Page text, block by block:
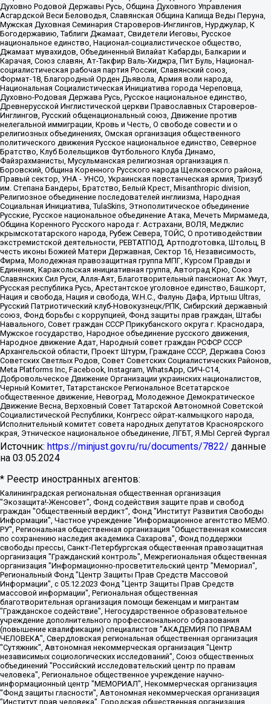
Духовно Родовой Державы Русь, Община Духовного Управления
Асгардской Веси Беловодья, Славянская Община Капища Веды Перуна,
Мужская Духовная Семинария Староверов-Инглингов, Нурджулар, К
Богодержавию, Таблиги Джамаат, Свидетели Иеговы, Русское
национальное единство, Национал-социалистическое общество,
Джамаат мувахидов, Объединенный Вилайат Кабарды, Балкарии и
Карачая, Союз славян, Ат-Такфир Валь-Хиджра, Пит Буль, Национал-
социалистическая рабочая партия России, Славянский союз,
Формат-18, Благородный Орден Дьявола, Армия воли народа,
Национальная Социалистическая Инициатива города Череповца,
Духовно-Родовая Держава Русь, Русское национальное единство,
Древнерусской Инглистической церкви Православных Староверов-
Инглингов, Русский общенациональный союз, Движение против
нелегальной иммиграции, Кровь и Честь, О свободе совести и о
религиозных объединениях, Омская организация общественного
политического движения Русское национальное единство, Северное
Братство, Клуб Болельщиков Футбольного Клуба Динамо,
Файзрахманисты, Мусульманская религиозная организация п.
Боровский, Община Коренного Русского народа Щелковского района,
Правый сектор, УНА - УНСО, Украинская повстанческая армия, Тризуб
им. Степана Бандеры, Братство, Белый Крест, Misanthropic division,
Религиозное объединение последователей инглиизма, Народная
Социальная Инициатива, TulaSkins, Этнополитическое объединение
Русские, Русское национальное объединение Атака, Мечеть Мирмамеда,
Община Коренного Русского народа г. Астрахани, ВОЛЯ, Меджлис
крымскотатарского народа, Рубеж Севера, ТОЙС, О противодействии
экстремистской деятельности, РЕВТАТПОД, Артподготовка, Штольц, В
честь иконы Божией Матери Державная, Сектор 16, Независимость,
Фирма, Молодежная правозащитная группа МПГ, Курсом Правды и
Единения, Каракольская инициативная группа, Автоград Крю, Союз
Славянских Сил Руси, Алля-Аят, Благотворительный пансионат Ак Умут,
Русская республика Русь, Арестантское уголовное единство, Башкорт,
Нация и свобода, Нация и свобода, W.H.С., Фалунь Дафа, Иртыш Ultras,
Русский Патриотический клуб-Новокузнецк/РПК, Сибирский державный
союз, Фонд борьбы с коррупцией, Фонд защиты прав граждан, Штабы
Навального, Совет граждан СССР Прикубанского округа г. Краснодара,
Мужское государство, Народное объединение русского движения,
Народное движение Адат, Народный совет граждан РСФСР СССР
Архангельской области, Проект Штурм, Граждане СССР, Держава Союз
Советских Светлых Родов, Совет Советских Социалистических Районов,
Meta Platforms Inc, Facebook, Instagram, WhatsApp, СИЧ-С14,
Добровольческое Движение Организации украинских националистов,
Черный Комитет, Татарстанское Региональное Всетатарское
общественное движение, Невоград, Молодежное Демократическое
Движение Весна, Верховный Совет Татарской Автономной Советской
Социалистической Республики, Конгресс ойрат-калмыцкого народа,
Исполнительный комитет совета народных депутатов Красноярского
края, Этническое национальное объединение, ЛГБТ, Я.МЫ Сергей Фургал
Источник: https://minjust.gov.ru/ru/documents/7822/ данные
на 03.05.2024
* Реестр иностранных агентов:
Калининградская региональная общественная организация "Экозащита!-Женсовет", Фонд содействия защите прав и свобод граждан "Общественный вердикт", Фонд "Институт Развития Свободы Информации", Частное учреждение "Информационное агентство МЕМО. РУ", Региональная общественная организация "Общественная комиссия по сохранению наследия академика Сахарова", Фонд поддержки свободы прессы, Санкт-Петербургская общественная правозащитная организация "Гражданский контроль", Межрегиональная общественная организация "Информационно-просветительский центр "Мемориал", Региональный Фонд "Центр Защиты Прав Средств Массовой Информации", с 05.12.2023 Фонд "Центр Защиты Прав Средств массовой информации", Региональная общественная благотворительная организация помощи беженцам и мигрантам "Гражданское содействие", Негосударственное образовательное учреждение дополнительного профессионального образования (повышение квалификации) специалистов "АКАДЕМИЯ ПО ПРАВАМ ЧЕЛОВЕКА", Свердловская региональная общественная организация "Сутяжник", Автономная некоммерческая организация "Центр независимых социологических исследований", Союз общественных объединений "Российский исследовательский центр по правам человека", Региональное общественное учреждение научно-информационный центр "МЕМОРИАЛ", Некоммерческая организация "Фонд защиты гласности", Автономная некоммерческая организация "Институт прав человека", Городская общественная организация "Екатеринбургское общество "МЕМОРИАЛ", Городская общественная организация "Рязанское историко-просветительское и правозащитное общество "Мемориал" (Рязанский Мемориал), Челябинский региональный орган общественной самодеятельности – женское общественное объединение "Женщины Евразии", Челябинский региональный орган общественной самодеятельности "Уральская правозащитная группа", Фонд содействия защите здоровья и социальной справедливости имени Андрея Рылькова, Автономная Некоммерческая Организация "Аналитический Центр Юрия Левады", Автономная некоммерческая организация социальной поддержки населения "Проект Апрель", Региональная общественная организация помощи женщинам и детям, находящимся в кризисной ситуации "Информационно-методический центр "Анна", Фонд содействия развитию массовых коммуникаций и правовому просвещению "Так-так-Так", Фонд содействия устойчивому развитию "Серебряная тайга", Свердловский региональный общественный фонд социальных проектов "Новое время", "Idel.Реалии", Кавказ.Реалии, Крым.Реалии, Телеканал Настоящее Время, Татаро-башкирская служба Радио Свобода (Azatliq Radiosi), Радио Свободная Европа/Радио Свобода (PCE/PC), "Сибирь.Реалии", "Фактограф", Благотворительный фонд помощи осужденным и их семьям, Автономная некоммерческая организация "Институт глобализации и социальных движений", Фонд "В защиту прав заключенных", Частное учреждение "Центр поддержки и содействия развитию средств массовой информации", Пензенский региональный общественный благотворительный фонд "Гражданский союз", "Север.Реалии", Некоммерческая организация Фонд "Правовая инициатива", Общество с ограниченной ответственностью "Радио Свободная Европа/Радио Свобода", Чешское информационное агентство "MEDIUM-ORIENT", Красноярская региональная общественная организация "Мы против СПИДа", Камалягин Денис Николаевич, Маркелов Сергей Евгеньевич, Пономарев Лев Александрович, Савицкая Людмила Алексеевна, Автономная некоммерческая организация "Центр по работе с проблемой насилия "НАСИЛИЮ.НЕТ", Межрегиональный профессиональный союз работников здравоохранения "Альянс врачей", Юридическое лицо, зарегистрированное в Латвийской Республике, SIA "Medusa Project" (регистрационный номер 40103797863, дата регистрации 10.06.2014), Некоммерческая организация "Фонд по борьбе с коррупцией", Автономная некоммерческая организация "Институт права и публичной политики", Баданин Роман Сергеевич, Гликин Максим Александрович, Железнова Мария Михайловна, Лукьянова Юлия Сергеевна, Маетная Елизавета Витальевна, Маняхин Петр Борисович, Чуракова Ольга Владимировна, Ярош Юлия Петровна, Юридическое лицо "The Insider SIA", зарегистрированное в Риге, Латвийская Республика (дата регистрации 26.06.2015), являющееся администратором доменного имени интернет-издания "The Insider SIA", https://theins.ru, Постернак Алексей Евгеньевич, Рубин Михаил Аркадьевич, Анин Роман Александрович, Юридическое лицо Istories fonds, зарегистрированное в Латвийской Республике (регистрационный номер 50008295751, дата регистрации 24.02.2020), Великовский Дмитрий Александрович, Долинина Ирина Николаевна, Мароховская Алеся Алексеевна, Шлейнов Роман Юрьевич, Шмагун Олеся Валентиновна, Общество с ограниченной ответственностью "Альтаир 2021", Общество с ограниченной ответственностью "Вега 2021", Общество с ограниченной ответственностью "Главный редактор 2021", Общество с ограниченной ответственностью "Ромашки монолит", Важенков Артем Валерьевич, Ивановская областная общественная организация "Центр гендерных исследований", Гурман Юрий Альбертович, Медиапроект "ОВД-Инфо", Егоров Владимир Владимирович, Жилинский Владимир Александрович, Общество с ограниченной ответственностью "ЗП", Иванова София Юрьевна, Карезина Инна Павловна, Кильтау Екатерина Викторовна, Петров Алексей Викторович, Пискунов Сергей Евгеньевич, Смирнов Сергей Сергеевич, Тихонов Михаил Сергеевич, Общество с ограниченной ответственностью "ЖУРНАЛИСТ-ИНОСТРАННЫЙ АГЕНТ", Арапова Галина Юрьевна, Вольтская Татьяна Анатольевна, Американская компания "Mason G.E.S. Anonymous Foundation" (США), являющаяся владельцем интернет-издания https://mnews.world/, Компания "Stichting Bellingcat", зарегистрированная в Нидерландах (дата регистрации 11.07.2018), Захаров Андрей Вячеславович, Клепиковская Екатерина Дмитриевна, Общество с ограниченной ответственностью "МЕМО", Перл Роман Александрович, Симонов Евгений Алексеевич, Соловьева Елена Анатольевна, Сотников Даниил Владимирович, Сурначева Елизавета Дмитриевна, Автономная некоммерческая организация по защите прав человека и информированию населения "Якутия – Наше Мнение", Общество с ограниченной ответственностью "Москоу диджитал медиа", с 26.01.2023 Общество с ограниченной ответственностью "Чайка Белые сады", Ветошкина Валерия Валерьевна, Заговора Максим Александрович, Межрегиональное общественное движение "Российская ЛГБТ - сеть", Оленичев Максим Владимирович, Павлов Иван Юрьевич, Скворцова Елена Сергеевна, Общество с ограниченной ответственностью "Как бы инагент", Кочетков Игорь Викторович, Общество с ограниченной ответственностью "Честные выборы", Еланчик Олег Александрович, Общество с ограниченной ответственностью "Нобелевский призыв", Гималова Регина Эмилевна, Григорьев Андрей Валерьевич, Григорьева Алина Александровна, Ассоциация по содействию защите прав призывников, альтернативнослужащих и военнослужащих "Правозащитная группа "Гражданин.Армия.Право", Хисамова Регина Фаритовна, Автономная некоммерческая организация по реализации социально-правовых программ "Лилит", Дальневосточное общественное движение "Маяк", Санкт-Петербургская ЛГБТ-инициативная группа "Выход", Инициативная группа ЛГБТ+ "Реверс", Алексеев Андрей Викторович, Бекбулатова Таисия Львовна, Беляев Иван Михайлович, Владыкина Елена Сергеевна, Гельман Марат Александрович, Никульшина Вероника Юрьевна, Толоконникова Надежда Андреевна, Шендерович Виктор Анатольевич, Общество с ограниченной ответственностью "Данное сообщение", Общество с ограниченной ответственностью Издательский дом "Новая глава", Айнбиндер Александра Александровна, Московский комьюнити-центр для ЛГБТ+инициатив, Благотворительный фонд развития филантропии, Deutsche Welle (Германия, Kurt-Schumacher-Strasse 3, 53113 Bonn), Борзунова Мария Михайловна, Воробьев Виктор Викторович, Голубева Анна Львовна, Константинова Алла Михайловна, Малкова Ирина Владимировна, Мурадов Мурад Абдулгалимович, Осетинская Елизавета Николаевна, Понасенков Евгений Николаевич, Ганапольский Матвей Юрьевич, Киселев Евгений Алексеевич, Борухович Ирина Григорьевна, Дремин Иван Тимофеевич, Дубровский Дмитрий Викторович, Красноярская региональная общественная организация поддержки и развития альтернативных образовательных технологий и межкультурных коммуникаций "ИНТЕРРА", Маяковская Екатерина Алексеевна, Фейгин Марк Захарович, Филимонов Андрей Викторович, Дзугкоева Регина Николаевна, Доброхотов Роман Александрович, Дудь Юрий Александрович, Елкин Сергей Владимирович, Кругликов Кирилл Игоревич, Сабунаева Мария Леонидовна, Семенов Алексей Владимирович, Шаинян Карен Багратович, Шульман Екатерина Михайловна, Асафьев Артур Валерьевич, Вахштайн Виктор Семенович, Венедиктов Алексей Алексеевич, Лушникова Екатерина Евгеньевна, Волков Леонид Михайлович, Невзоров Александр Глебович, Пархоменко Сергей Борисович, Сироткин Ярослав Николаевич, Кара-Мурза Владимир Владимирович, Баранова Наталья Владимировна, Гозман Леонид Яковлевич, Кагарлицкий Борис Юльевич, Климарев Михаил Валерьевич, Милов Владимир Станиславович, Автономная некоммерческая организация Краснодарский центр современного искусства "Типография", Моргенштерн Алишер Тагирович, Соболь Любовь Эдуардовна, Общество с ограниченной ответственностью "ЛИЗА НОРМ", Каспаров Гарри Кимович, Ходорковский Михаил Борисович, Общество с ограниченной ответственностью "Апрельские тезисы", Данилович Ирина Брониславовна, Кашин Олег Владимирович, Петров Николай Владимирович, Пивоваров Алексей Владимирович, Соколов Михаил Владимирович, Цветкова Юлия Владимировна, Чичваркин Евгений Александрович, Комитет против пыток/Команда против пыток, Общество с ограниченной ответственностью "Первый научный", Общество с ограниченной ответственностью "Вертолет и ко", Белоцерковская Вероника Борисовна, Кац Максим Евгеньевич, Лазарева Татьяна Юрьевна, Шаведдинов Руслан Табризович, Яшин Илья Валерьевич, Общество с ограниченной ответственностью "Иноагент ААВ", Алешковский Дмитрий Петрович, Альбац Евгения Марковна, Быков Дмитрий Львович, Галямина Юлия Евгеньевна, Лойко Сергей Леонидович, Мартынов Кирилл Константинович, Медведев Сергей Александрович, Крашенинников Федор Геннадиевич, Гордеева Катерина Вл